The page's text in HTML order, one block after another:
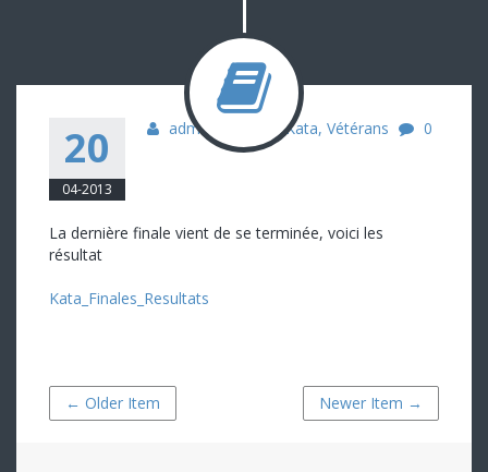
20
04-2013
admin ,Kata, Vétérans 0
La dernière finale vient de se terminée, voici les
résultat
Kata_Finales_Resultats
← Older Item Newer Item →